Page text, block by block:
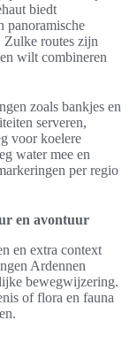
biedt
panoramische
Zulke routes zijn
wilt combineren
zoals bankjes en
serveren,
voor koelere
water mee en
per regio
en avontuur
en extra context
Ardennen
bewegwijzering.
of flora en fauna